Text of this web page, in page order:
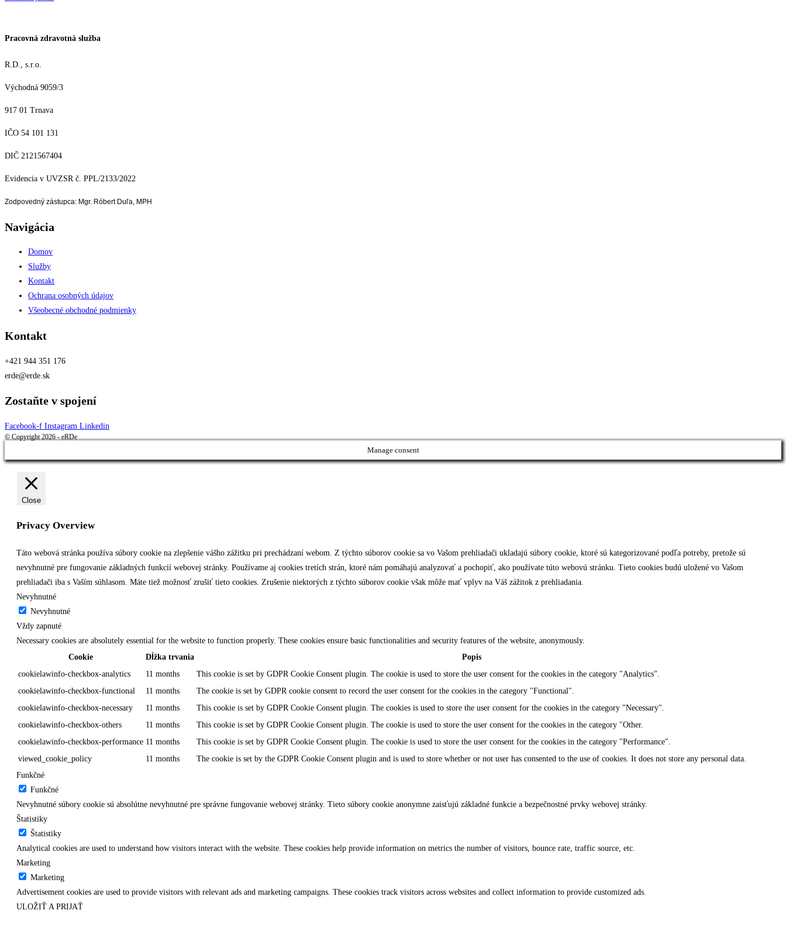
Pracovná zdravotná služba
R.D., s.r.o.
Východná 9059/3
917 01 Trnava
IČO 54 101 131
DIČ 2121567404
Evidencia v UVZSR č. PPL/2133/2022
Zodpovedný zástupca: Mgr. Róbert Duľa, MPH
Navigácia
Domov
Služby
Kontakt
Ochrana osobných údajov
Všeobecné obchodné podmienky
Kontakt
+421 944 351 176
erde@erde.sk
Zostaňte v spojení
Facebook-f Instagram Linkedin
© Copyright 2026 - eRDe
Manage consent
Close
Privacy Overview
Táto webová stránka používa súbory cookie na zlepšenie vášho zážitku pri prechádzaní webom. Z týchto súborov cookie sa vo Vašom prehliadači ukladajú súbory cookie, ktoré sú kategorizované podľa potreby, pretože sú
nevyhnutné pre fungovanie základných funkcií webovej stránky. Používame aj cookies tretích strán, ktoré nám pomáhajú analyzovať a pochopiť, ako používate túto webovú stránku. Tieto cookies budú uložené vo Vašom
prehliadači iba s Vaším súhlasom. Máte tiež možnosť zrušiť tieto cookies. Zrušenie niektorých z týchto súborov cookie však môže mať vplyv na Váš zážitok z prehliadania.
Nevyhnutné
Nevyhnutné
Vždy zapnuté
Necessary cookies are absolutely essential for the website to function properly. These cookies ensure basic functionalities and security features of the website, anonymously.
Cookie
Dĺžka trvania
Popis
cookielawinfo-checkbox-analytics
11 months
This cookie is set by GDPR Cookie Consent plugin. The cookie is used to store the user consent for the cookies in the category "Analytics".
cookielawinfo-checkbox-functional
11 months
The cookie is set by GDPR cookie consent to record the user consent for the cookies in the category "Functional".
cookielawinfo-checkbox-necessary
11 months
This cookie is set by GDPR Cookie Consent plugin. The cookies is used to store the user consent for the cookies in the category "Necessary".
cookielawinfo-checkbox-others
11 months
This cookie is set by GDPR Cookie Consent plugin. The cookie is used to store the user consent for the cookies in the category "Other.
cookielawinfo-checkbox-performance 11 months
This cookie is set by GDPR Cookie Consent plugin. The cookie is used to store the user consent for the cookies in the category "Performance".
viewed_cookie_policy
11 months
The cookie is set by the GDPR Cookie Consent plugin and is used to store whether or not user has consented to the use of cookies. It does not store any personal data.
Funkčné
Funkčné
Nevyhnutné súbory cookie sú absolútne nevyhnutné pre správne fungovanie webovej stránky. Tieto súbory cookie anonymne zaisťujú základné funkcie a bezpečnostné prvky webovej stránky.
Štatistiky
Štatistiky
Analytical cookies are used to understand how visitors interact with the website. These cookies help provide information on metrics the number of visitors, bounce rate, traffic source, etc.
Marketing
Marketing
Advertisement cookies are used to provide visitors with relevant ads and marketing campaigns. These cookies track visitors across websites and collect information to provide customized ads.
ULOŽIŤ A PRIJAŤ